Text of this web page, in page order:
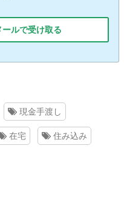
ルで受け取る
現金手渡し
在宅 住み込み